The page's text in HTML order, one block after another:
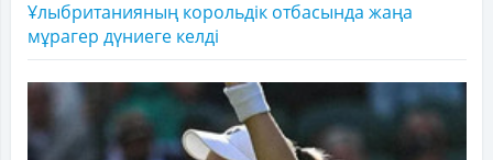
Ұлыбританияның корольдік отбасында жаңа
мұрагер дүниеге келді